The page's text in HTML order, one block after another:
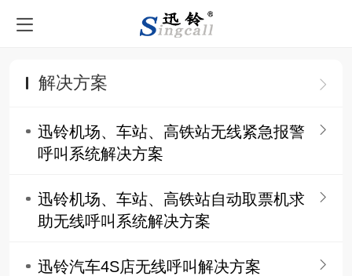
解决方案
迅铃机场、车站、高铁站无线紧急报警
呼叫系统解决方案
迅铃机场、车站、高铁站自动取票机求
助无线呼叫系统解决方案
迅铃汽车4S店无线呼叫解决方案